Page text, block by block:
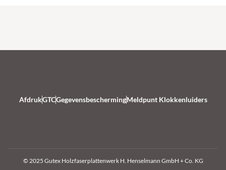
AfdrukGTCGegevensbeschermingMeldpunt Klokkenluiders
© 2025 Gutex Holzfaserplattenwerk H. Henselmann GmbH + Co. KG